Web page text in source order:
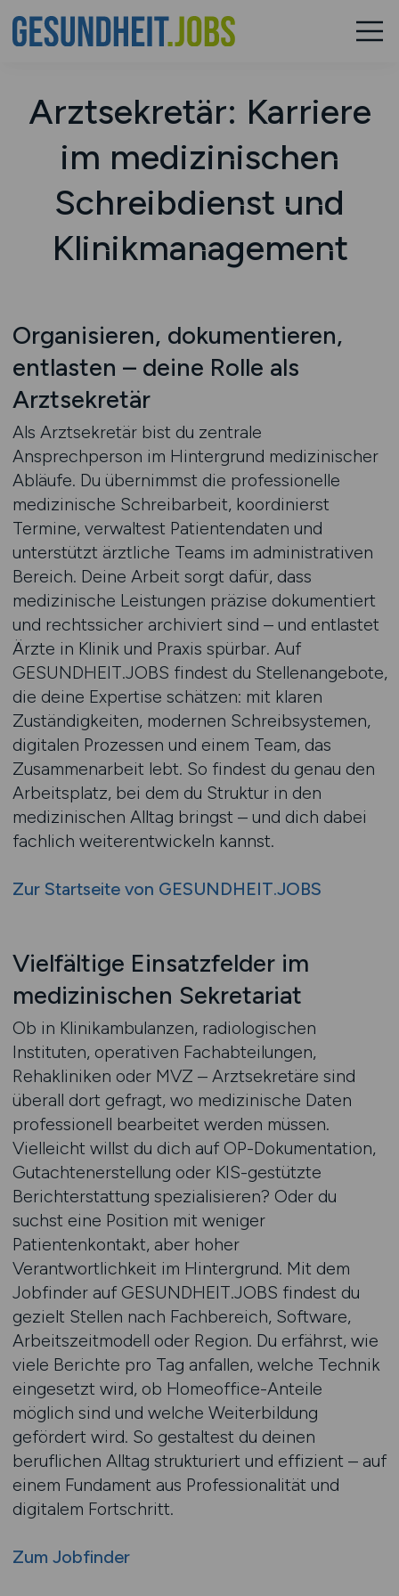
Arztsekretär: Karriere
im medizinischen
Schreibdienst und
Klinikmanagement
Organisieren, dokumentieren,
entlasten – deine Rolle als
Arztsekretär
Als Arztsekretär bist du zentrale
Ansprechperson im Hintergrund medizinischer
Abläufe. Du übernimmst die professionelle
medizinische Schreibarbeit, koordinierst
Termine, verwaltest Patientendaten und
unterstützt ärztliche Teams im administrativen
Bereich. Deine Arbeit sorgt dafür, dass
medizinische Leistungen präzise dokumentiert
und rechtssicher archiviert sind – und entlastet
Ärzte in Klinik und Praxis spürbar. Auf
GESUNDHEIT.JOBS findest du Stellenangebote,
die deine Expertise schätzen: mit klaren
Zuständigkeiten, modernen Schreibsystemen,
digitalen Prozessen und einem Team, das
Zusammenarbeit lebt. So findest du genau den
Arbeitsplatz, bei dem du Struktur in den
medizinischen Alltag bringst – und dich dabei
fachlich weiterentwickeln kannst.
Zur Startseite von GESUNDHEIT.JOBS
Vielfältige Einsatzfelder im
medizinischen Sekretariat
Ob in Klinikambulanzen, radiologischen
Instituten, operativen Fachabteilungen,
Rehakliniken oder MVZ – Arztsekretäre sind
überall dort gefragt, wo medizinische Daten
professionell bearbeitet werden müssen.
Vielleicht willst du dich auf OP-Dokumentation,
Gutachtenerstellung oder KIS-gestützte
Berichterstattung spezialisieren? Oder du
suchst eine Position mit weniger
Patientenkontakt, aber hoher
Verantwortlichkeit im Hintergrund. Mit dem
Jobfinder auf GESUNDHEIT.JOBS findest du
gezielt Stellen nach Fachbereich, Software,
Arbeitszeitmodell oder Region. Du erfährst, wie
viele Berichte pro Tag anfallen, welche Technik
eingesetzt wird, ob Homeoffice-Anteile
möglich sind und welche Weiterbildung
gefördert wird. So gestaltest du deinen
beruflichen Alltag strukturiert und effizient – auf
einem Fundament aus Professionalität und
digitalem Fortschritt.
Zum Jobfinder